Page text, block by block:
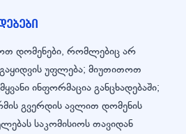
დომენები, რომლებიც არ
უფლება; მიუთითოთ
ინფორმაცია განცხადებაში;
გვერდის ავლით დომენის
საკომისიოს თავიდან